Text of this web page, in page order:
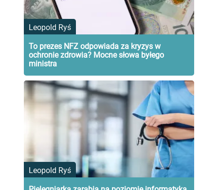
Leopold Ryś
To prezes NFZ odpowiada za kryzys w
ochronie zdrowia? Mocne słowa byłego
ministra
Leopold Ryś